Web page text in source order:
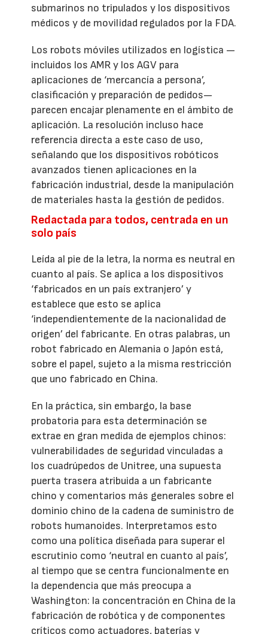
submarinos no tripulados y los dispositivos
médicos y de movilidad regulados por la FDA.
Los robots móviles utilizados en logística —
incluidos los AMR y los AGV para
aplicaciones de ‘mercancía a persona’,
clasificación y preparación de pedidos—
parecen encajar plenamente en el ámbito de
aplicación. La resolución incluso hace
referencia directa a este caso de uso,
señalando que los dispositivos robóticos
avanzados tienen aplicaciones en la
fabricación industrial, desde la manipulación
de materiales hasta la gestión de pedidos.
Redactada para todos, centrada en un
solo país
Leída al pie de la letra, la norma es neutral en
cuanto al país. Se aplica a los dispositivos
‘fabricados en un país extranjero’ y
establece que esto se aplica
‘independientemente de la nacionalidad de
origen’ del fabricante. En otras palabras, un
robot fabricado en Alemania o Japón está,
sobre el papel, sujeto a la misma restricción
que uno fabricado en China.
En la práctica, sin embargo, la base
probatoria para esta determinación se
extrae en gran medida de ejemplos chinos:
vulnerabilidades de seguridad vinculadas a
los cuadrúpedos de Unitree, una supuesta
puerta trasera atribuida a un fabricante
chino y comentarios más generales sobre el
dominio chino de la cadena de suministro de
robots humanoides. Interpretamos esto
como una política diseñada para superar el
escrutinio como ‘neutral en cuanto al país’,
al tiempo que se centra funcionalmente en
la dependencia que más preocupa a
Washington: la concentración en China de la
fabricación de robótica y de componentes
críticos como actuadores, baterías y